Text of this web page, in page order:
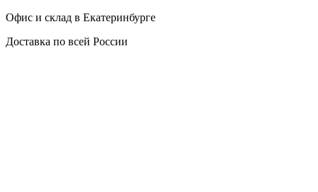
Офис и склад в Екатеринбурге
Доставка по всей России